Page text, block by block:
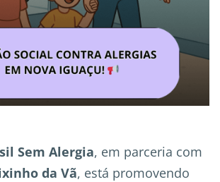
Sem Alergia, em parceria com
da Vã, está promovendo